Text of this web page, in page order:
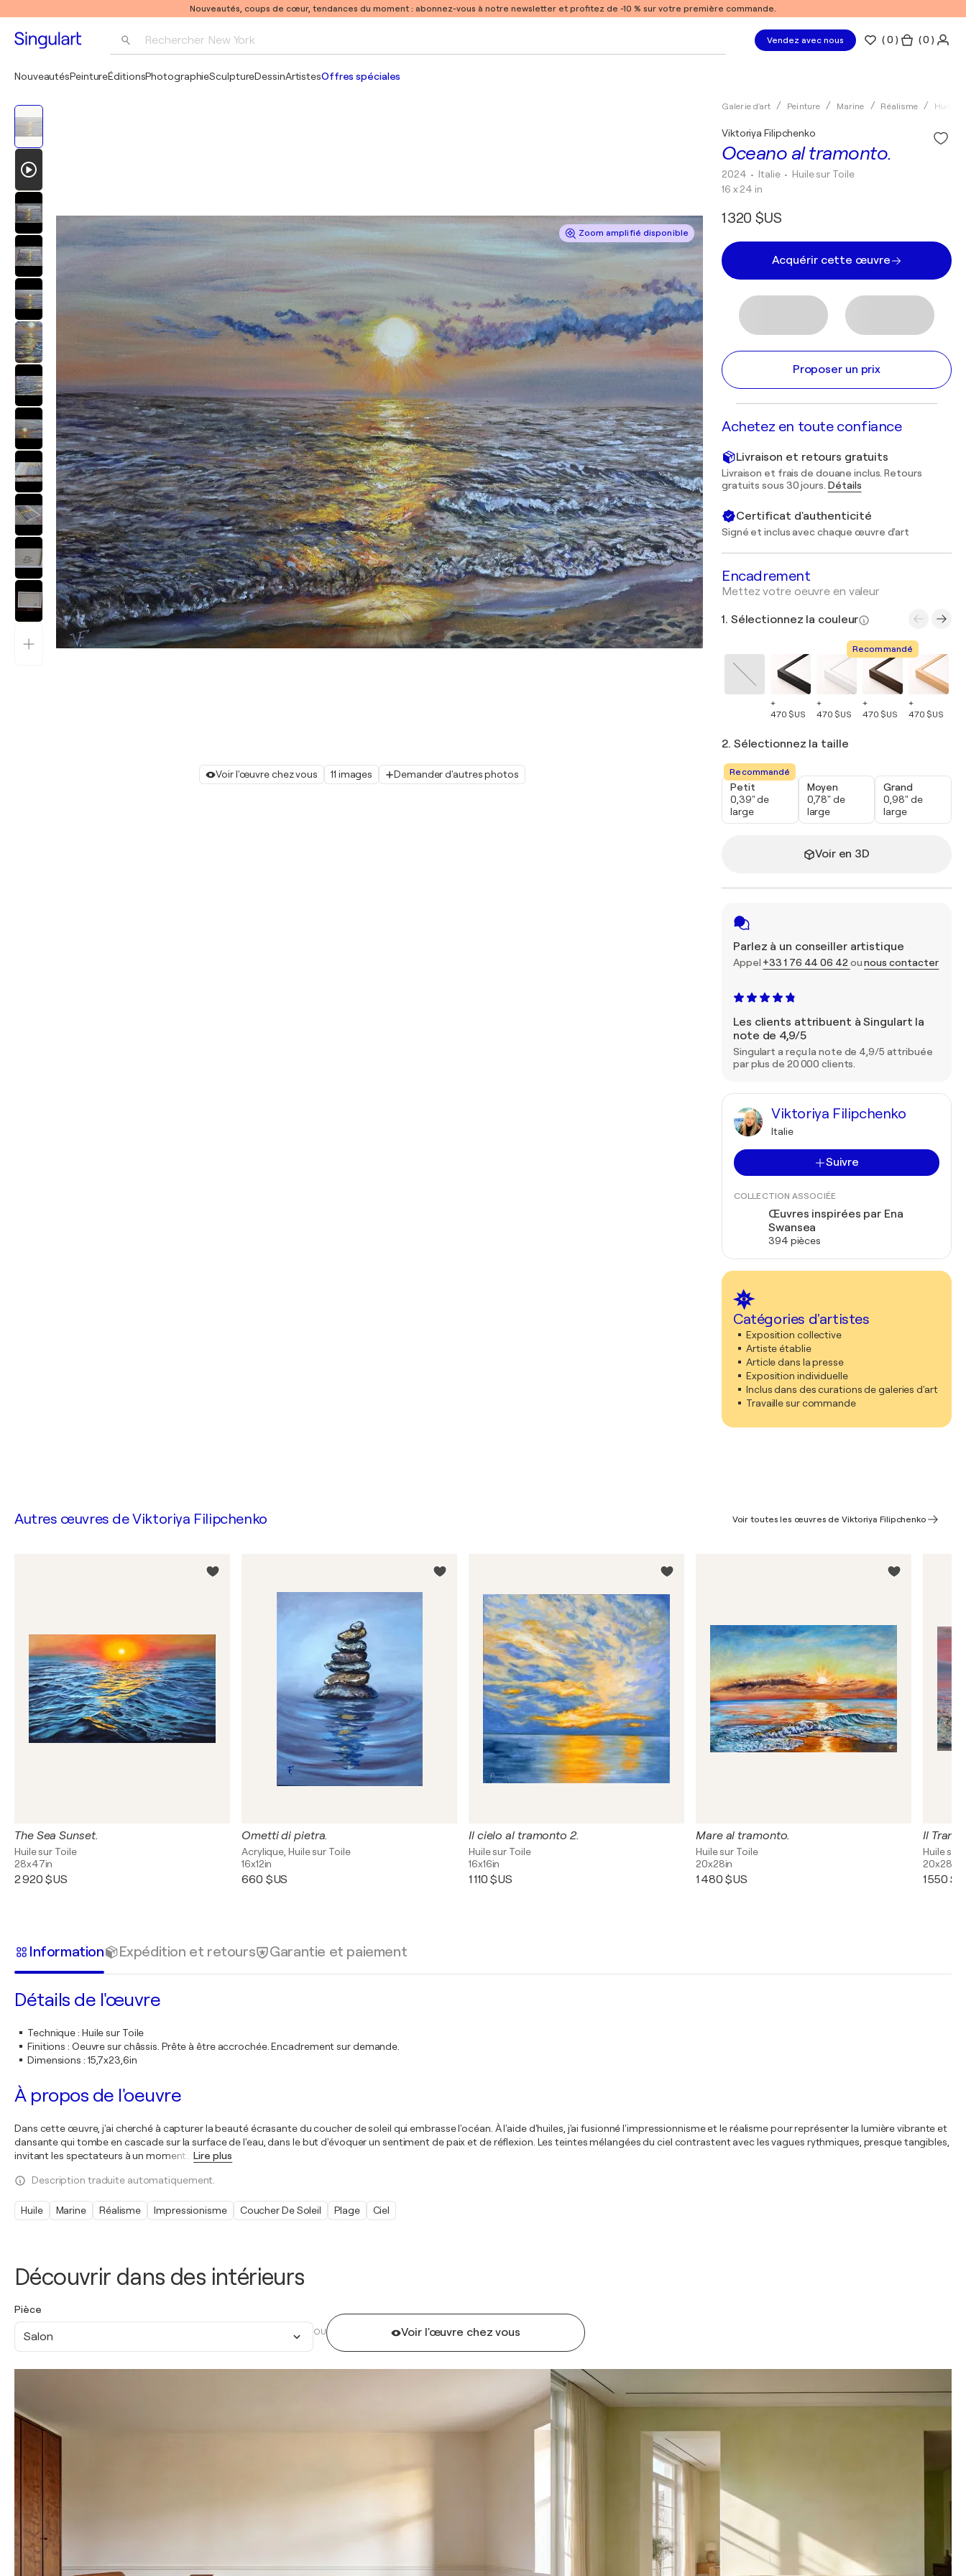
Nouveautés, coups de cœur, tendances du moment : abonnez-vous à notre newsletter et profitez de -10 % sur votre première commande.
Rechercher New York Vendez avec nous (0 ) ( 0 )
NouveautésPeintureÉditionsPhotographieSculptureDessinArtistesOffres spéciales
Zoom amplifié disponible
Voir l'œuvre chez vous 11 images Demander d'autres photos
Galerie d'art Peinture Marine Réalisme Huile
Oceano al tramonto.
Viktoriya Filipchenko
2024 • Italie • Huile sur Toile
16 x 24 in
1 320 $US
Acquérir cette œuvre
Proposer un prix
Achetez en toute confiance
Livraison et retours gratuits
Livraison et frais de douane inclus. Retours
gratuits sous 30 jours. Détails
Certificat d'authenticité
Signé et inclus avec chaque œuvre d'art
Encadrement
Mettez votre oeuvre en valeur
1. Sélectionnez la couleur
+
470 $US
+
470 $US
Recommandé
+
470 $US
+
470 $US
2. Sélectionnez la taille
Recommandé
Petit
0,39" de
large
Moyen
0,78" de
large
Grand
0,98" de
large
Voir en 3D
Parlez à un conseiller artistique
Appel +33 1 76 44 06 42 ounous contacter
Les clients attribuent à Singulart la
note de 4,9/5
Singulart a reçu la note de 4,9/5 attribuée
par plus de 20 000 clients.
Viktoriya Filipchenko
Italie
Suivre
COLLECTION ASSOCIÉE
Œuvres inspirées par Ena
Swansea
394 pièces
Catégories d'artistes
Exposition collective
Artiste établie
Article dans la presse
Exposition individuelle
Inclus dans des curations de galeries d'art
Travaille sur commande
Découvrir dans des intérieurs
Pièce
Salon OU Voir l'œuvre chez vous
Autres œuvres deViktoriya Filipchenko Voir toutes les œuvres de Viktoriya Filipchenko
The Sea Sunset.
Huile sur Toile
28x47in
2 920 $US
Ometti di pietra.
Acrylique, Huile sur Toile
16x12in
660 $US
Il cielo al tramonto 2.
Huile sur Toile
16x16in
1 110 $US
Mare al tramonto.
Huile sur Toile
20x28in
1 480 $US
Il
Huile sur
20x28in
1 550
Information Expédition et retours Garantie et paiement
Détails de l'œuvre
Technique: Huile sur Toile
Finitions : Oeuvre sur châssis. Prête à être accrochée. Encadrement sur demande.
Dimensions : 15,7x23,6in
À propos de l'oeuvre
Dans cette œuvre, j'ai cherché à capturer la beauté écrasante du coucher de soleil qui embrasse l'océan. À l'aide d'huiles, j'ai fusionné l'impressionnisme et le réalisme pour représenter la lumière vibrante et
dansante qui tombe en cascade sur la surface de l'eau, dans le but d'évoquer un sentiment de paix et de réflexion. Les teintes mélangées du ciel contrastent avec les vagues rythmiques, presque tangibles,
invitant les spectateurs à un moment
Lire plus
Description traduite automatiquement.
Huile Marine Réalisme Impressionisme Coucher De Soleil Plage Ciel